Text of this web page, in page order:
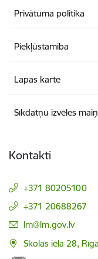
Privātuma politika
Piekļūstamība
Lapas karte
Sīkdatņu izvēles
Kontakti
+371 80205100
+371 20688267
E-pasts:
lm@lm.gov.lv
Skolas iela 28,